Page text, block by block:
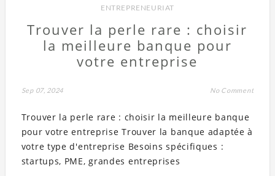
ENTREPRENEURIAT
Trouver la perle rare : choisir
la meilleure banque pour
votre entreprise
Sep 07, 2024 No Comment
Trouver la perle rare : choisir la meilleure banque
pour votre entreprise Trouver la banque adaptée à
votre type d'entreprise Besoins spécifiques :
startups, PME, grandes entreprises